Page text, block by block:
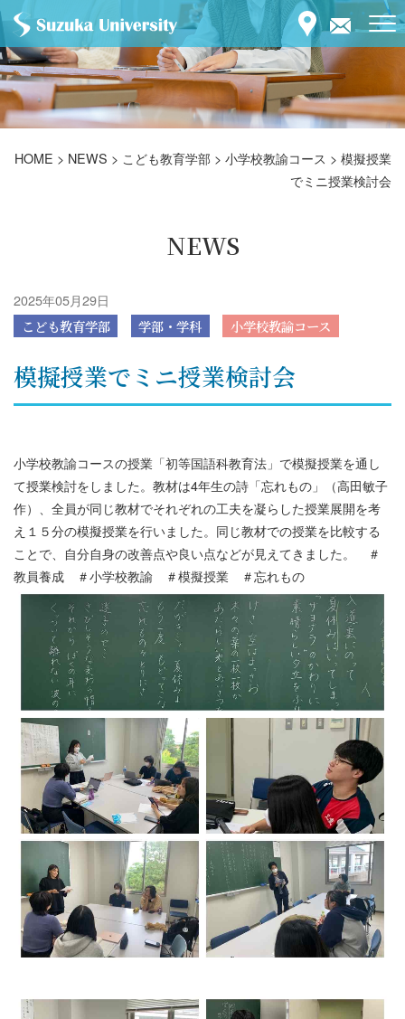
HOME > NEWS > こども教育学部 > 小学校教諭コース > 模擬授業
でミニ授業検討会
NEWS
2025年05月29日
こども教育学部
学部・学科 小学校教諭コース
模擬授業でミニ授業検討会
小学校教諭コースの授業「初等国語科教育法」で模擬授業を通し
て授業検討をしました。教材は4年生の詩「忘れもの」（高田敏子
作）、全員が同じ教材でそれぞれの工夫を凝らした授業展開を考
え１５分の模擬授業を行いました。同じ教材での授業を比較する
ことで、自分自身の改善点や良い点などが見えてきました。 ＃
教員養成 ＃小学校教諭 ＃模擬授業 ＃忘れもの